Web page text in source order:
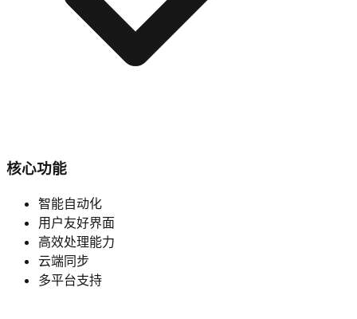
核心功能
智能自动化
用户友好界面
高效处理能力
云端同步
多平台支持